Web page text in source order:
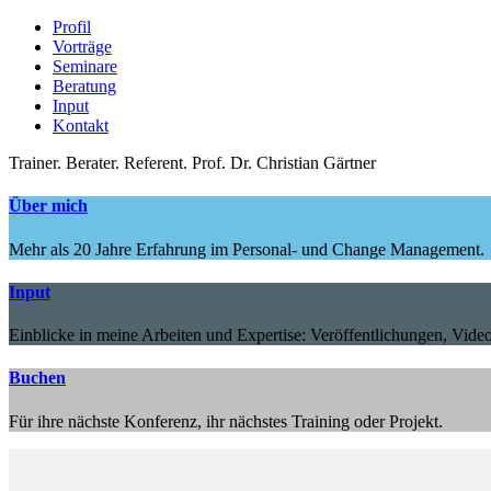
Profil
Vorträge
Seminare
Beratung
Input
Kontakt
Trainer. Berater. Referent. Prof. Dr. Christian Gärtner
Über mich
Mehr als 20 Jahre Erfahrung im Personal- und Change Management.
Input
Einblicke in meine Arbeiten und Expertise: Veröffentlichungen,
Buchen
Für ihre nächste Konferenz, ihr nächstes Training oder Projekt.